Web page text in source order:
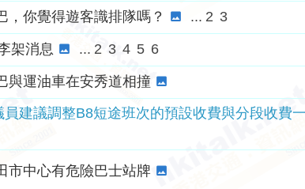
，你覺得遊客識排隊嗎？ ... 2 3
架消息 ... 2 3 4 5 6
與運油車在安秀道相撞
員建議調整B8短途班次的預設收費與分段收費
市中心有危險巴士站牌